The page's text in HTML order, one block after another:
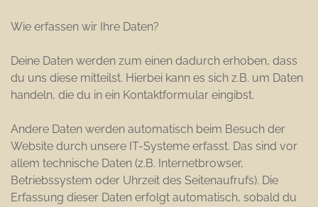
Wie erfassen wir Ihre Daten?
Deine Daten werden zum einen dadurch erhoben, dass
du uns diese mitteilst. Hierbei kann es sich z.B. um Daten
handeln, die du in ein Kontaktformular eingibst.
Andere Daten werden automatisch beim Besuch der
Website durch unsere IT-Systeme erfasst. Das sind vor
allem technische Daten (z.B. Internetbrowser,
Betriebssystem oder Uhrzeit des Seitenaufrufs). Die
Erfassung dieser Daten erfolgt automatisch, sobald du